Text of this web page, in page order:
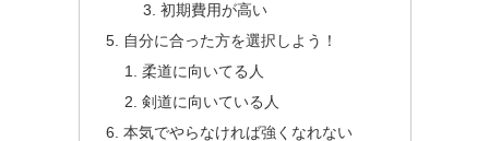
初期費用が高い
自分に合った方を選択しよう！
柔道に向いてる人
剣道に向いている人
本気でやらなければ強くなれない